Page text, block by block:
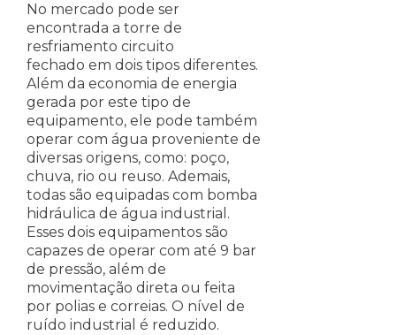
No mercado pode ser
encontrada a torre de
resfriamento circuito
fechado em dois tipos diferentes.
Além da economia de energia
gerada por este tipo de
equipamento, ele pode também
operar com água proveniente de
diversas origens, como: poço,
chuva, rio ou reuso. Ademais,
todas são equipadas com bomba
hidráulica de água industrial.
Esses dois equipamentos são
capazes de operar com até 9 bar
de pressão, além de
movimentação direta ou feita
por polias e correias. O nível de
ruído industrial é reduzido.